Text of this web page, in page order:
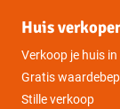
Huis
Verkoop je huis
Gratis
Stille verkoop